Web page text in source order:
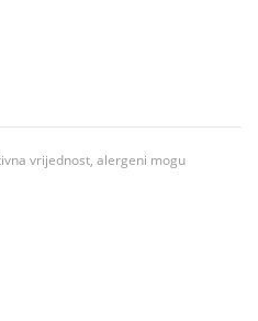
vrijednost, alergeni mogu